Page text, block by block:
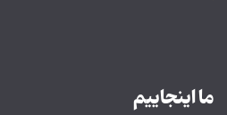
ما اینجاییم